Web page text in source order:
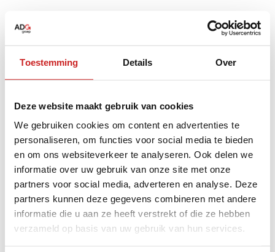
Toestemming Details Over
Deze website maakt gebruik van cookies
We gebruiken cookies om content en advertenties te
personaliseren, om functies voor social media te bieden
en om ons websiteverkeer te analyseren. Ook delen we
informatie over uw gebruik van onze site met onze
partners voor social media, adverteren en analyse. Deze
partners kunnen deze gegevens combineren met andere
informatie die u aan ze heeft verstrekt of die ze hebben
verzameld op basis van uw gebruik van hun services.